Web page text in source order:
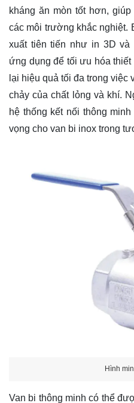
kháng ăn mòn tốt hơn,
các môi trường khắc nghiệt.
xuất tiên tiến như in 3D
ứng dụng để tối ưu hóa thiết
lại hiệu quả tối đa trong việc
chảy của chất lỏng và khí.
hệ thống kết nối thông
vọng cho van bi inox trong
Hình
Van bi thông minh có thể